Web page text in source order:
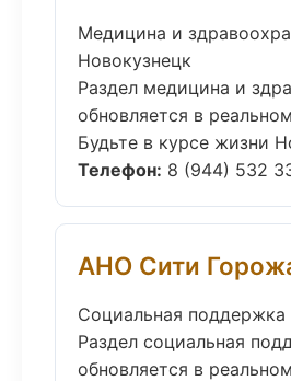
Медицина и
Новокузнецк
Раздел медицина и
обновляется в
Будьте в курсе жизни
Телефон: 8 (944) 532
АНО Сити
Социальная поддержка
Раздел социальная
обновляется в